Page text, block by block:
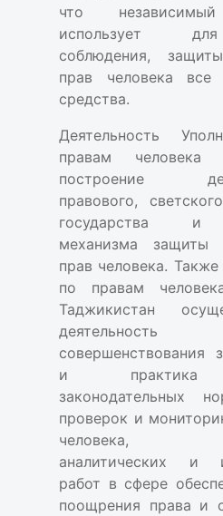
что
использует
соблюдения,
прав человека
средства.
Деятельность
правам человека
построение
правового,
государства и
механизма защиты
прав человека.
по правам
Таджикистан
совершенствования
и практика
законодательных
проверок и
человека,
аналитических и
работ в сфере
поощрения права и